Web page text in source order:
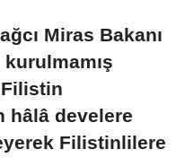
Miras Bakanı
Filistin
hâlâ develere
Filistinlilere